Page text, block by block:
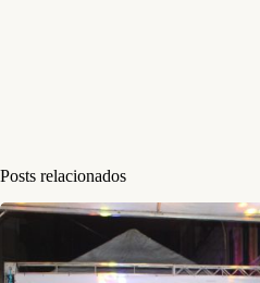
Posts relacionados